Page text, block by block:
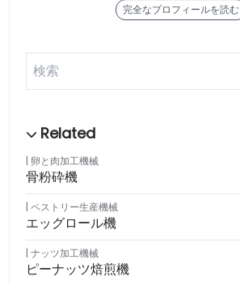
完全なプロフィールを読む
卵と肉加工機械
骨粉砕機
ペストリー生産機械
エッグロール機
ナッツ加工機械
ピーナッツ焙煎機